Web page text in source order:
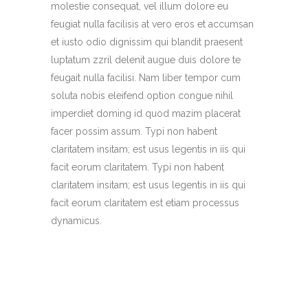
molestie consequat, vel illum dolore eu
feugiat nulla facilisis at vero eros et accumsan
et iusto odio dignissim qui blandit praesent
luptatum zzril delenit augue duis dolore te
feugait nulla facilisi. Nam liber tempor cum
soluta nobis eleifend option congue nihil
imperdiet doming id quod mazim placerat
facer possim assum. Typi non habent
claritatem insitam; est usus legentis in iis qui
facit eorum claritatem. Typi non habent
claritatem insitam; est usus legentis in iis qui
facit eorum claritatem est etiam processus
dynamicus.